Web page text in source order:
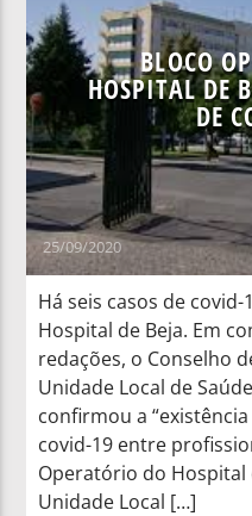
BLOCO
HOSPITAL DE
DE
25/09/2020
Há seis casos de
Hospital de Beja. Em
redações, o Conselho
Unidade Local de
confirmou a
covid-19 entre
Operatório do Hospital
Unidade Local […]